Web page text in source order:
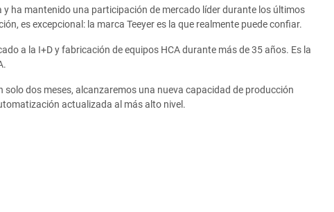
ha mantenido una participación de mercado líder durante los últimos
es excepcional: la marca Teeyer es la que realmente puede confiar.
a la I+D y fabricación de equipos HCA durante más de 35 años. Es la
dos meses, alcanzaremos una nueva capacidad de producción
actualizada al más alto nivel.